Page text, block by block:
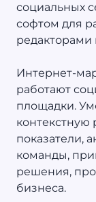
социальных
софтом для
Интернет-
работают
площадки.
контекстную
показатели,
команды,
решения,
бизнеса.